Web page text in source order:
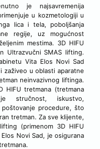
je najsavremenija
u kozmetologiji u
lica i tela, poboljšanja
regije, uz mogućnost
mestima. 3D HIFU
Ultrazvučni SMAS lifting.
Vita Elos Novi Sad
zaživeo u oblasti aparatne
neinvazivnog liftinga.
HIFU tretmana (tretmana
stručnost, iskustvo,
procedure, što
tretman. Za sve klijente,
(primenom 3D HIFU
Novi Sad, je osigurana